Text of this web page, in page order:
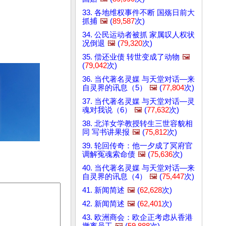
33. 各地维权事件不断 国殇日前大
抓捕 🖼️ (89,587次)
34. 公民运动者被抓 家属叹人权状
况倒退 🖼️ (79,320次)
35. 偿还业债 转世变成了动物 🖼️
(79,042次)
36. 当代著名灵媒 与天堂对话—来
自灵界的讯息（5）
🖼️ (77,804次)
37. 当代著名灵媒 与天堂对话—灵
魂对我说（6）
🖼️ (77,632次)
38. 北洋女学教授转生三世容貌相
同 写书讲果报 🖼️ (75,812次)
39. 轮回传奇：他一夕成了冥府官
调解冤魂索命债 🖼️ (75,636次)
40. 当代著名灵媒 与天堂对话—来
自灵界的讯息（4）
🖼️ (75,447次)
41. 新闻简述 🖼️ (62,628次)
42. 新闻简述 🖼️ (62,401次)
43. 欧洲商会：欧企正考虑从香港